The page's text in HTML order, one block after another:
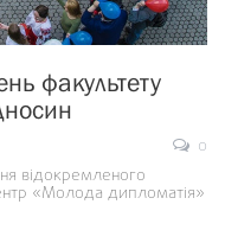
факультету
0
відокремленого
«Молода дипломатія»